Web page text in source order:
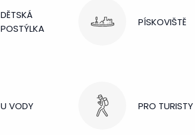
DĚTSKÁ
POSTÝLKA
PÍSKOVIŠTĚ
U VODY PRO TURISTY